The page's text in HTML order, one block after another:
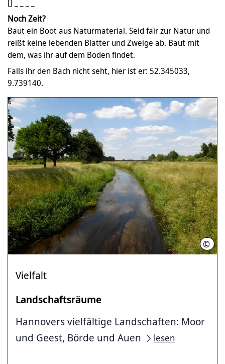
[] _ _ _ _
Noch Zeit?
Baut ein Boot aus Naturmaterial. Seid fair zur Natur und
reißt keine lebenden Blätter und Zweige ab. Baut mit
dem, was ihr auf dem Boden findet.
Falls ihr den Bach nicht seht, hier ist er: 52.345033,
9.739140.
©
Vielfalt
Landschaftsräume
Hannovers vielfältige Landschaften: Moor
und Geest, Börde und Auen
lesen